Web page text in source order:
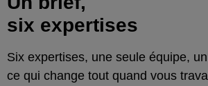
six expertises
Six expertises, une seule équipe,
ce qui change tout quand vous